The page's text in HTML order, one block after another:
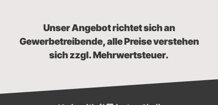
Unser Angebot richtet sich an
Gewerbetreibende, alle Preise verstehen
sich zzgl. Mehrwertsteuer.